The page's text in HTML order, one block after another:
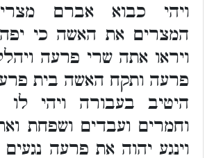
ויהי כבוא אברם
המצרים את האשה כי
ויראו אתה שרי פרעה
פרעה ותקח האשה בית
היטיב בעבורה ויהי לו
וחמרים ועבדים ושפחת
וינגע יהוה את פרעה